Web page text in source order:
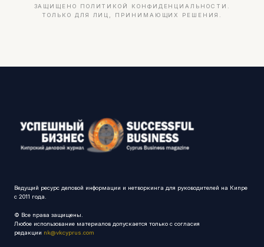
ЗАЩИЩЕНО ПОЛИТИКОЙ КОНФИДЕНЦИАЛЬНОСТИ.
ТОЛЬКО ДЛЯ ЛИЦ, ПРИНИМАЮЩИХ РЕШЕНИЯ.
Ведущий ресурс деловой информации и нетворкинга для руководителей на Кипре
с 2011 года.
© Все права защищены.
Любое использование материалов допускается только с согласия
редакции nk@vkcyprus.com